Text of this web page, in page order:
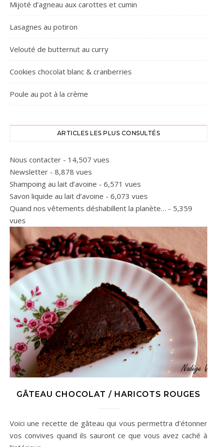
Mijoté d’agneau aux carottes et cumin
Lasagnes au potiron
Velouté de butternut au curry
Cookies chocolat blanc & cranberries
Poule au pot à la crème
ARTICLES LES PLUS CONSULTÉS
Nous contacter - 14,507 vues
Newsletter - 8,878 vues
Shampoing au lait d’avoine - 6,571 vues
Savon liquide au lait d’avoine - 6,073 vues
Quand nos vêtements déshabillent la planète… - 5,359
vues
GÂTEAU CHOCOLAT / HARICOTS ROUGES
Voici une recette de gâteau qui vous permettra d'étonner
vos convives quand ils sauront ce que vous avez caché à